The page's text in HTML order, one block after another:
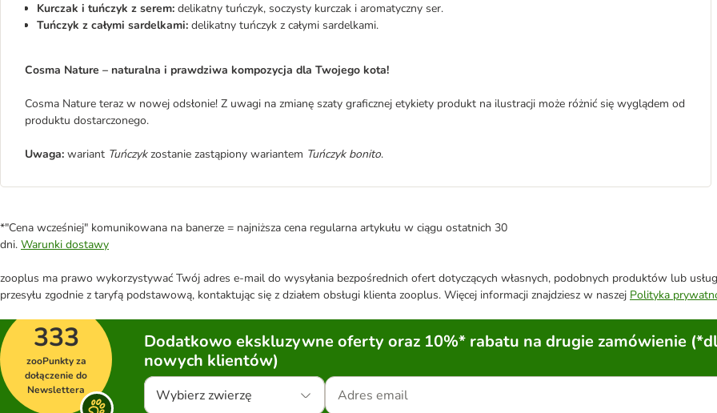
Kurczak i tuńczyk z serem: delikatny tuńczyk, soczysty kurczak i aromatyczny ser.
Tuńczyk z całymi sardelkami: delikatny tuńczyk z całymi sardelkami.
Cosma Nature – naturalna i prawdziwa kompozycja dla Twojego kota!
Cosma Nature teraz w nowej odsłonie! Z uwagi na zmianę szaty graficznej etykiety produkt na ilustracji może różnić się wyglądem od
produktu dostarczonego.
Uwaga: wariant Tuńczykzostanie zastąpiony wariantem Tuńczyk bonito.
*"Cena wcześniej" komunikowana na banerze = najniższa cena regularna artykułu w ciągu ostatnich 30
dni. Warunki dostawy
zooplus ma prawo wykorzystywać Twój adres e-mail do wysyłania bezpośrednich ofert dotyczących własnych, podobnych produktów lub
przesyłu zgodnie z taryfą podstawową, kontaktując się z działem obsługi klienta zooplus. Więcej informacji znajdziesz w naszej Polityka
333
zooPunkty za
dołączenie do
Newslettera
Dodatkowo ekskluzywne oferty oraz 10%* rabatu na drugie zamówienie
nowych klientów)
Wybierz zwierzę